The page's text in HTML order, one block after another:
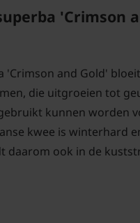
'Crimson
'Crimson and Gold'
die uitgroeien tot
kunnen worden
kwee is winterhard
daarom ook in de